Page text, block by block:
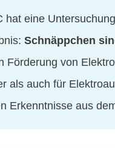
hat eine
Schnäppchen
Förderung von
als auch für
Erkenntnisse aus